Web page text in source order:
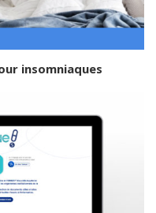
insomniaques